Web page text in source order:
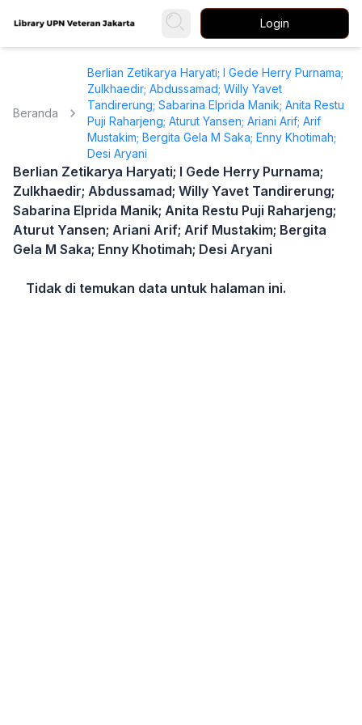
Login
Beranda
Berlian Zetikarya Haryati; I Gede Herry Purnama;
Zulkhaedir; Abdussamad; Willy Yavet
Tandirerung; Sabarina Elprida Manik; Anita Restu
Puji Raharjeng; Aturut Yansen; Ariani Arif; Arif
Mustakim; Bergita Gela M Saka; Enny Khotimah;
Desi Aryani
Berlian Zetikarya Haryati; I Gede Herry Purnama;
Zulkhaedir; Abdussamad; Willy Yavet Tandirerung;
Sabarina Elprida Manik; Anita Restu Puji Raharjeng;
Aturut Yansen; Ariani Arif; Arif Mustakim; Bergita
Gela M Saka; Enny Khotimah; Desi Aryani
Tidak di temukan data untuk halaman ini.